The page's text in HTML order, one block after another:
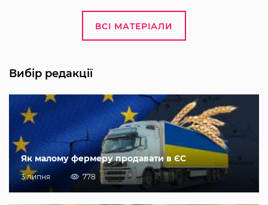
ВСІ МАТЕРІАЛИ
Вибір редакції
Як малому фермеру продавати в ЄС
3 липня 778